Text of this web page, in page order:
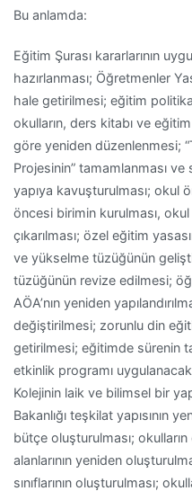
Bu anlamda:
Eğitim Şurası kararlarının
hazırlanması; Öğretmenler
hale getirilmesi; eğitim
okulların, ders kitabı ve
göre yeniden düzenlenmesi;
Projesinin” tamamlanması
yapıya kavuşturulması; okul
öncesi birimin kurulması,
çıkarılması; özel eğitim
ve yükselme tüzüğünün
tüzüğünün revize edilmesi;
AÖA’nın yeniden
değiştirilmesi; zorunlu din
getirilmesi; eğitimde sürenin
etkinlik programı
Kolejinin laik ve bilimsel bir
Bakanlığı teşkilat yapısının
bütçe oluşturulması;
alanlarının yeniden
sınıflarının oluşturulması;